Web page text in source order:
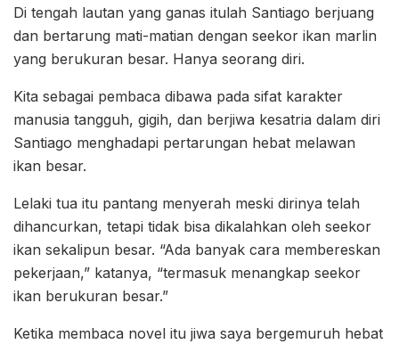
Di tengah lautan yang ganas itulah Santiago berjuang
dan bertarung mati-matian dengan seekor ikan marlin
yang berukuran besar. Hanya seorang diri.
Kita sebagai pembaca dibawa pada sifat karakter
manusia tangguh, gigih, dan berjiwa kesatria dalam diri
Santiago menghadapi pertarungan hebat melawan
ikan besar.
Lelaki tua itu pantang menyerah meski dirinya telah
dihancurkan, tetapi tidak bisa dikalahkan oleh seekor
ikan sekalipun besar. “Ada banyak cara membereskan
pekerjaan,” katanya, “termasuk menangkap seekor
ikan berukuran besar.”
Ketika membaca novel itu jiwa saya bergemuruh hebat